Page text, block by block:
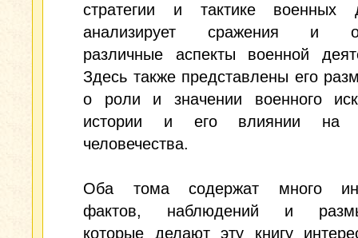
стратегии и тактике военных
анализирует сражения и
различные аспекты военной
Здесь также представлены его
о роли и значении военного
истории и его влиянии на
человечества.
Оба тома содержат много
фактов, наблюдений и
которые делают эту книгу